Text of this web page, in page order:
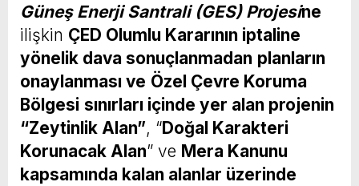
Güneş Enerji Santrali (GES) Projesine
ilişkin ÇED Olumlu Kararının iptaline
yönelik dava sonuçlanmadan planların
onaylanması ve Özel Çevre Koruma
Bölgesi sınırları içinde yer alan projenin
“Zeytinlik Alan”, “Doğal Karakteri
Korunacak Alan” ve Mera Kanunu
kapsamında kalan alanlar üzerinde